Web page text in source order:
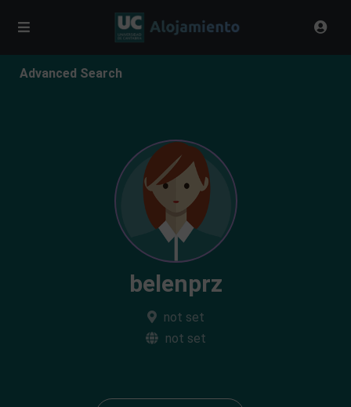
Advanced Search
belenprz
not set
not set